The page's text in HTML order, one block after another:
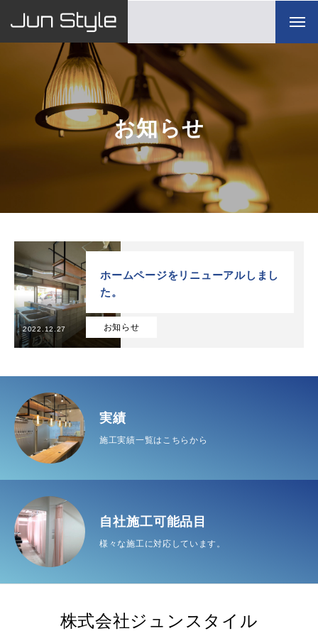
TOP
自社施工可能品目
実績
インフォメーション
会社概要
お問い合わせ
TOP 自社施工可能品目
お知らせ
お知らせ
ホームページをリニューアルしまし
た。
2022.12.27
実績
施工実績一覧はこちらから
自社施工可能品目
様々な施工に対応しています。
株式会社ジュンスタイル